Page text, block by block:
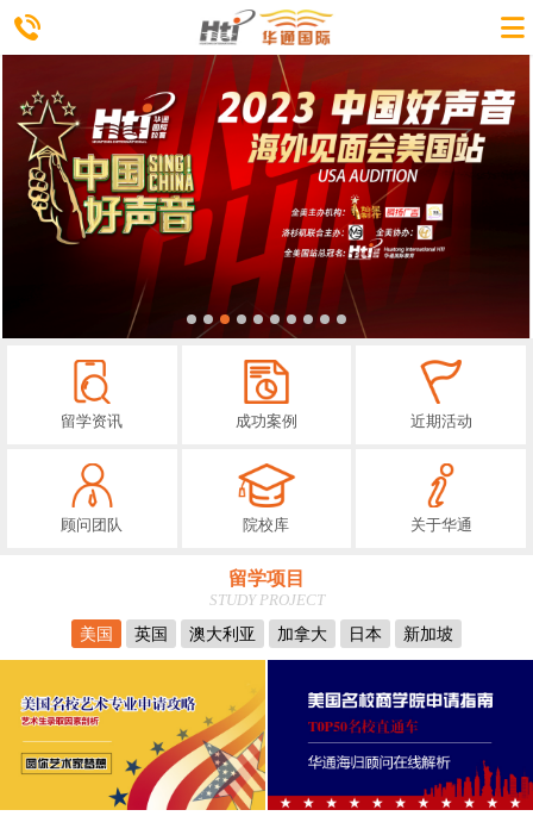
留学资讯 成功案例 近期活动
顾问团队 院校库 关于华通
留学项目
STUDY PROJECT
美国
英国 澳大利亚 加拿大 日本 新加坡